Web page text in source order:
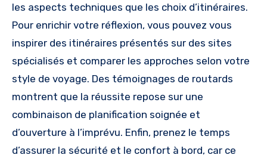
les aspects techniques que les choix d’itinéraires.
Pour enrichir votre réflexion, vous pouvez vous
inspirer des itinéraires présentés sur des sites
spécialisés et comparer les approches selon votre
style de voyage. Des témoignages de routards
montrent que la réussite repose sur une
combinaison de planification soignée et
d’ouverture à l’imprévu. Enfin, prenez le temps
d’assurer la sécurité et le confort à bord, car ce